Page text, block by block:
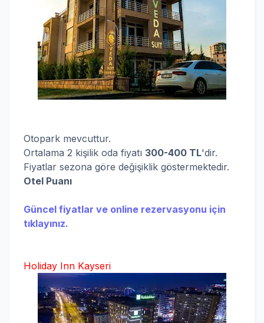
Otopark mevcuttur.
Ortalama 2 kişilik oda fiyatı 300-400 TL'dir.
Fiyatlar sezona göre değişiklik göstermektedir.
Otel Puanı
Güncel fiyatlar ve online rezervasyonu için
tıklayınız.
Holiday Inn Kayseri